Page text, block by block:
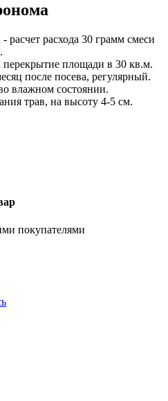
расхода 30 грамм смеси
перекрытие площади в 30 кв.м.
после посева, регулярный.
влажном состоянии.
трав, на высоту 4-5 см.
покупателями